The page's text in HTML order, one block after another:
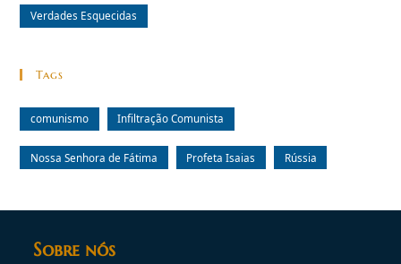
Verdades Esquecidas
Tags
comunismo Infiltração Comunista
Nossa Senhora de Fátima Profeta Isaias Rússia
Sobre nós